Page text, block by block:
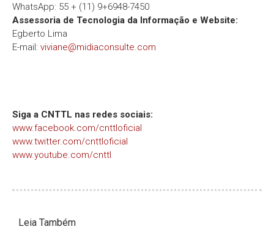
WhatsApp: 55 + (11) 9+6948-7450
Assessoria de Tecnologia da Informação e Website:
Egberto Lima
E-mail: viviane@midiaconsulte.com
Siga a CNTTL nas redes sociais:
www.facebook.com/cnttloficial
www.twitter.com/cnttloficial
www.youtube.com/cnttl
Leia Também